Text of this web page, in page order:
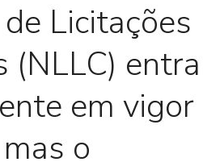
Licitações
(NLLC) entra
em vigor
o